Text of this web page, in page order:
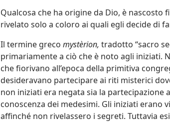
Qualcosa che ha origine da Dio, è nascosto
rivelato solo a coloro ai quali egli decide di
Il termine greco mystèrion, tradotto “sacro
primariamente a ciò che è noto agli iniziati.
che fiorivano all’epoca della primitiva
desideravano partecipare ai riti misterici
non iniziati era negata sia la partecipazione
conoscenza dei medesimi. Gli iniziati erano
affinché non rivelassero i segreti. Tuttavia